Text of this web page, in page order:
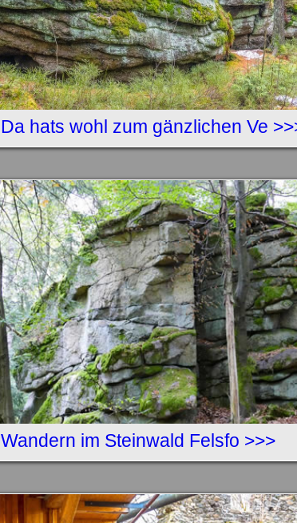
Da hats wohl zum gänzlichen Ve
Wandern im Steinwald Felsfo >>>